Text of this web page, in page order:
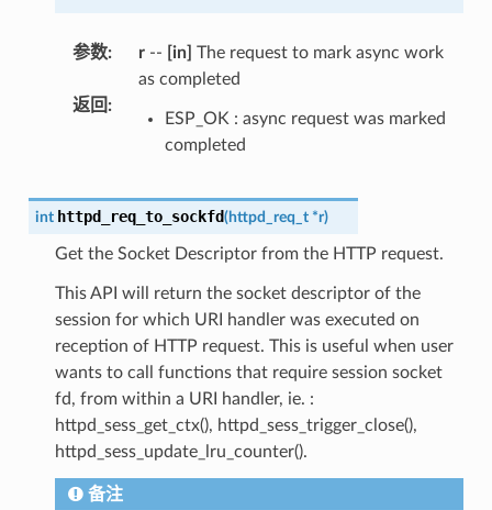
参数: r-- [in] The request to mark async work
as completed
返回 :
ESP_OK : async request was marked
completed
int httpd_req_to_sockfd(httpd_req_t *r)
Get the Socket Descriptor from the HTTP request.
This API will return the socket descriptor of the
session for which URI handler was executed on
reception of HTTP request. This is useful when user
wants to call functions that require session socket
fd, from within a URI handler, ie. :
httpd_sess_get_ctx(), httpd_sess_trigger_close(),
httpd_sess_update_lru_counter().
备注